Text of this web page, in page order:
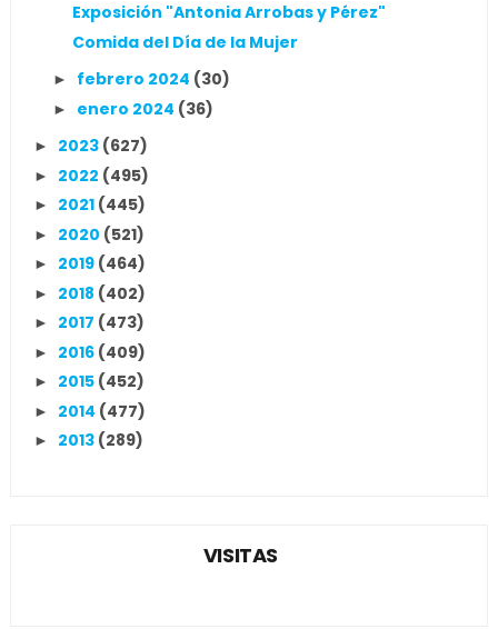
Exposición "Antonia Arrobas y Pérez"
Comida del Día de la Mujer
► febrero 2024 (30)
► enero 2024 (36)
► 2023 (627)
► 2022 (495)
► 2021 (445)
► 2020 (521)
► 2019 (464)
► 2018 (402)
► 2017 (473)
► 2016 (409)
► 2015 (452)
► 2014 (477)
► 2013 (289)
VISITAS